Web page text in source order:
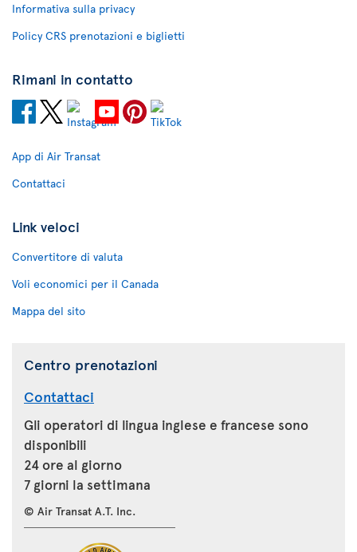
Informativa sulla privacy
Policy CRS prenotazioni e biglietti
Rimani in contatto
App di Air Transat
Contattaci
Link veloci
Convertitore di valuta
Voli economici per il Canada
Mappa del sito
Centro prenotazioni
Contattaci
Gli operatori di lingua inglese e francese sono
disponibili
24 ore al giorno
7 giorni la settimana
© Air Transat A.T. Inc.